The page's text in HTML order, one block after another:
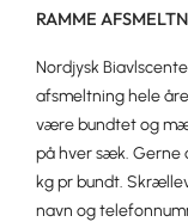
RAMME
Nordjysk
afsmeltning hele
være bundtet og
på hver sæk. Gerne
kg pr bundt.
navn og